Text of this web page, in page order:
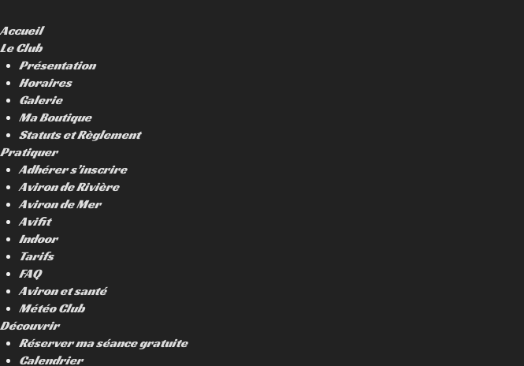
Accueil
Le Club
Présentation
Horaires
Galerie
Ma Boutique
Statuts et Règlement
Pratiquer
Adhérer s’inscrire
Aviron de Rivière
Aviron de Mer
Avifit
Indoor
Tarifs
FAQ
Aviron et santé
Météo Club
Découvrir
Réserver ma séance gratuite
Calendrier